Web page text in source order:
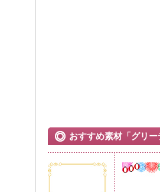
おすすめ素材「グリー